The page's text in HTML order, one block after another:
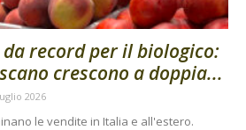
record per il biologico:
crescono a doppia...
2026
le vendite in Italia e all'estero.